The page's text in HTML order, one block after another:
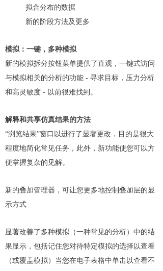
拟合分布的数据
新的阶段方法及更多
模拟：一键，多种模拟
新的模拟拆分按钮菜单提供了直观，一键式访问
与模拟相关的分析的功能 - 寻求目标，压力分析
和高灵敏度 - 以前很难找到。
解释和共享仿真结果的方法
“浏览结果”窗口以进行了显著更改，目的是很大
程度地简化常见任务，此外，新功能使您可以方
便掌握复杂的见解。
新的叠加管理器，可让您更多地控制叠加层的显
示方式
显著改善了多种模拟（一种常见的分析）中的结
果显示，包括记住您对待特定模拟的选择以查看
（或覆盖模拟）当您在电子表格中单击以查看不